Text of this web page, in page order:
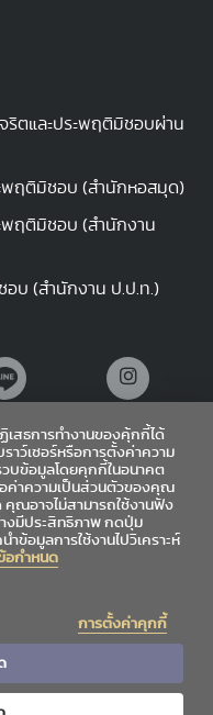
จริตและประพฤติมิชอบผ่าน
พฤติมิชอบ (สำนักหอสมุด)
พฤติมิชอบ (สำนักงาน
อบ (สำนักงาน ป.ป.ท.)
เข้าสู่ระบบ
ผู้เข้าชม | 4,862,064
เสธการทำงานของคุ้กกี้ได้
าว์เซอร์หรือการตั้งค่าความ
บข้อมูลโดยคุกกี้ในอนาคต
อค่าความเป็นส่วนตัวของคุณ
ณอาจไม่สามารถใช้งานฟัง
งมีประสิทธิภาพ กดปุ่ม
ข้อมูลการใช้งานไปวิเคราะห์
อกำหนด
การตั้งค่าคุกกี้